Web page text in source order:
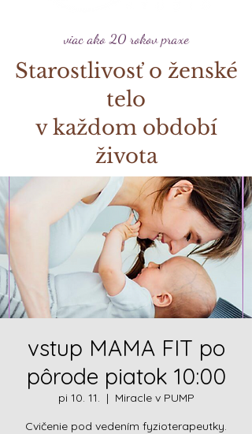
viac ako 20 rokov praxe
Starostlivosť o ženské
telo
v každom období
života
vstup MAMA FIT po
pôrode piatok 10:00
pi 10. 11.
  |
Miracle v PUMP
Cvičenie pod vedením fyzioterapeutky.